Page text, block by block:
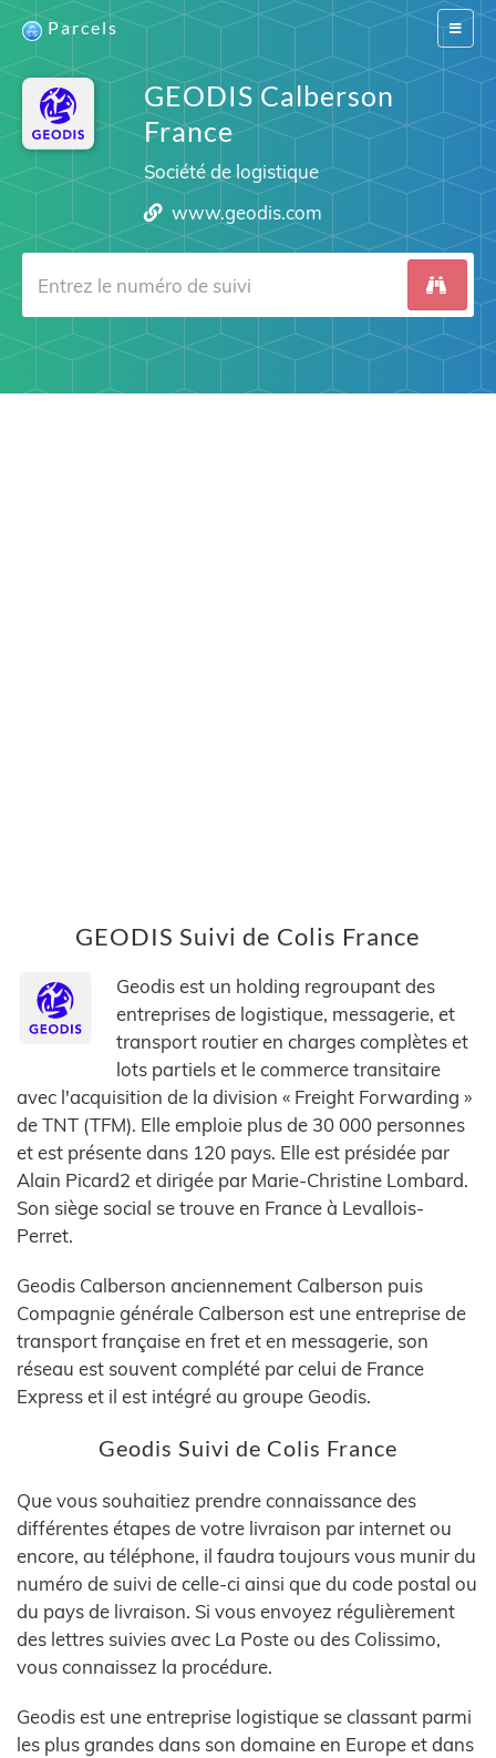
Switch
Parcels
GEODIS Calberson
France
Société de logistique
www.geodis.com
GEODIS Suivi de Colis France
Geodis est un holding regroupant des
entreprises de logistique, messagerie, et
transport routier en charges complètes et
lots partiels et le commerce transitaire
avec l'acquisition de la division « Freight Forwarding »
de TNT (TFM). Elle emploie plus de 30 000 personnes
et est présente dans 120 pays. Elle est présidée par
Alain Picard2 et dirigée par Marie-Christine Lombard.
Son siège social se trouve en France à Levallois-
Perret.
Geodis Calberson anciennement Calberson puis
Compagnie générale Calberson est une entreprise de
transport française en fret et en messagerie, son
réseau est souvent complété par celui de France
Express et il est intégré au groupe Geodis.
Geodis Suivi de Colis France
Que vous souhaitiez prendre connaissance des
différentes étapes de votre livraison par internet ou
encore, au téléphone, il faudra toujours vous munir du
numéro de suivi de celle-ci ainsi que du code postal ou
du pays de livraison. Si vous envoyez régulièrement
des lettres suivies avec La Poste ou des Colissimo,
vous connaissez la procédure.
Geodis est une entreprise logistique se classant parmi
les plus grandes dans son domaine en Europe et dans